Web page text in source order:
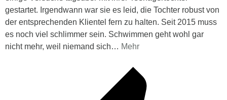
gestartet. Irgendwann war sie es leid, die Tochter robust von
der entsprechenden Klientel fern zu halten. Seit 2015 muss
es noch viel schlimmer sein. Schwimmen geht wohl gar
nicht mehr, weil niemand sich… Mehr